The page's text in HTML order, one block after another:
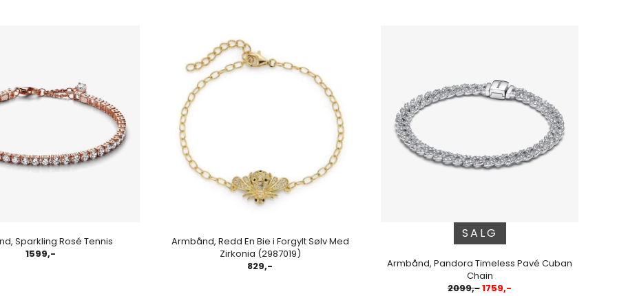
Sparkling Rosé Tennis
1599,-
Armbånd, Redd En Bie i Forgylt Sølv Med
Zirkonia (2987019)
829,-
SALG
Armbånd, Pandora Timeless Pavé Cuban
Chain
2099,-1759,-